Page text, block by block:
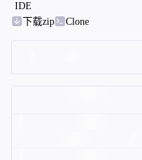
IDE
下载zip
Clone